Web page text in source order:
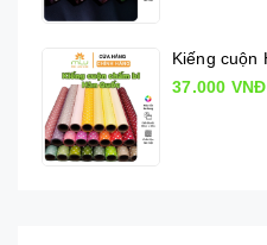
37.000 VNĐ